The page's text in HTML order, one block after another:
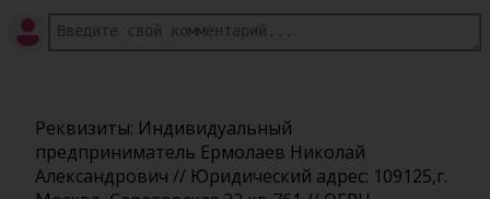
Реквизиты: Индивидуальный
предприниматель Ермолаев Николай
Александрович // Юридический адрес: 109125,г.